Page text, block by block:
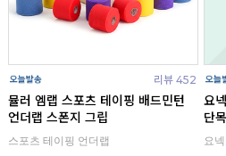
리뷰 452
뮬러 엠랩 스포츠 테이핑 배드민턴
언더랩 스폰지 그립
스포츠 테이핑 언더랩
요
단
요